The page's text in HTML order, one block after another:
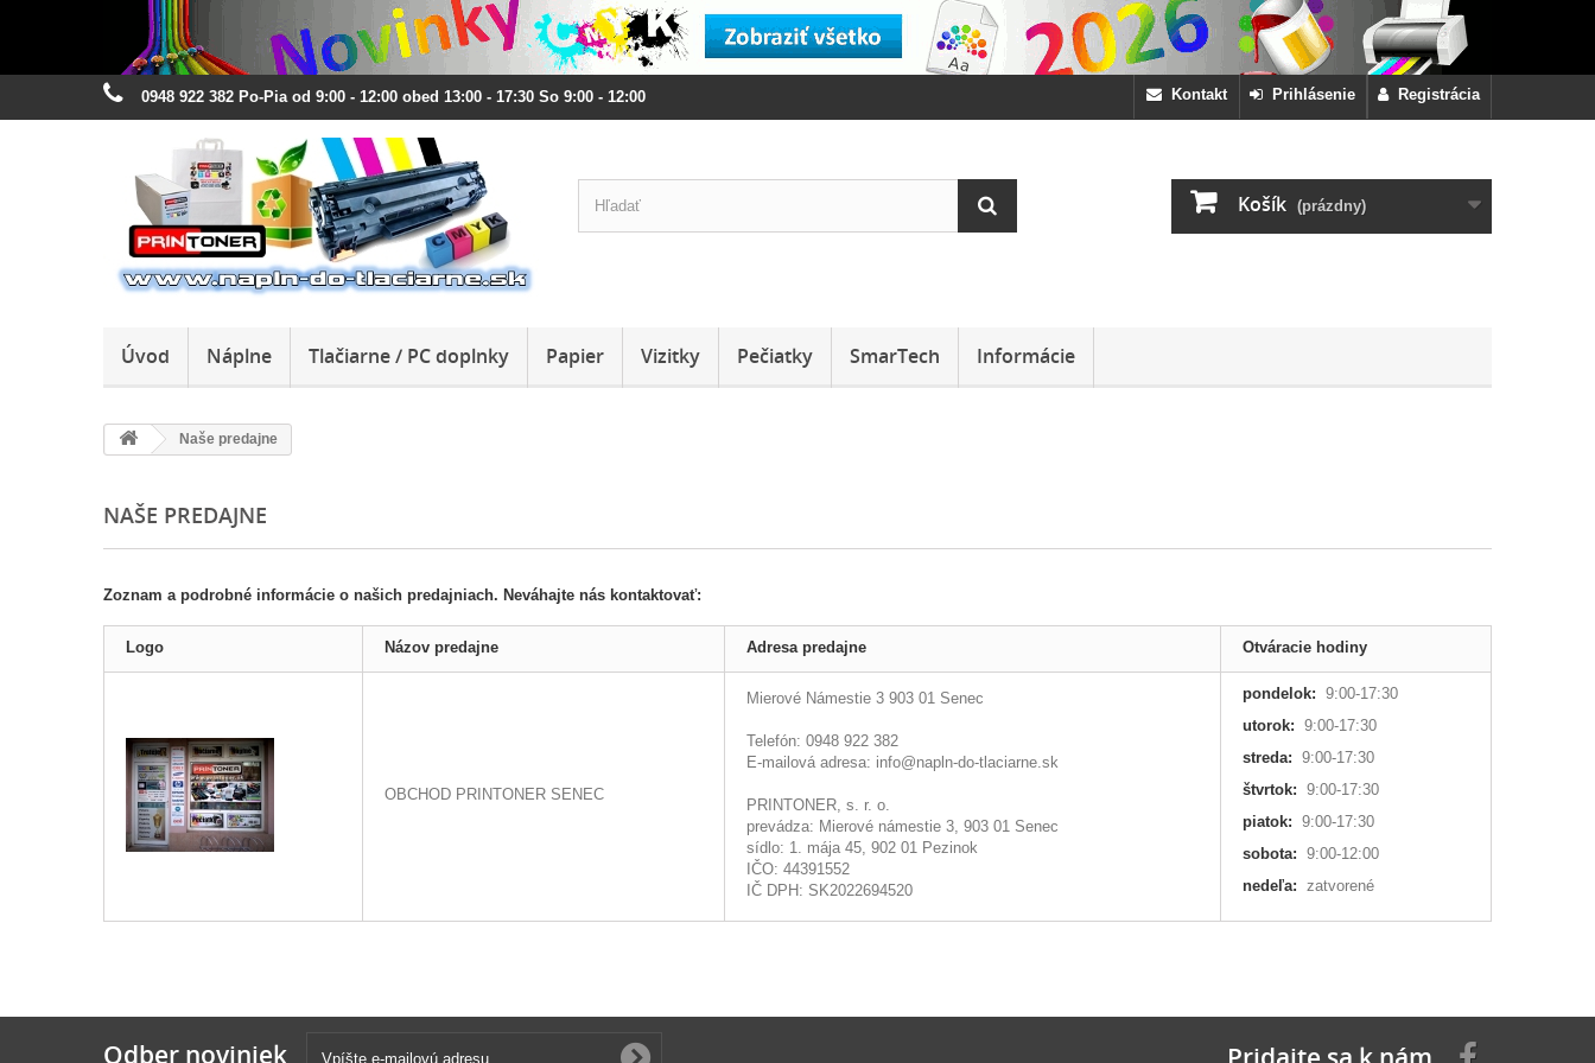
Registrácia
Prihlásenie
Kontakt
0948 922 382 Po-Pia od 9:00 - 12:00 obed 13:00 - 17:30 So 9:00 - 12:00
Košík (prázdny)
Úvod Náplne Tlačiarne / PC doplnky Papier Vizitky Pečiatky SmarTech Informácie
Naše predajne
NAŠE PREDAJNE
Zoznam a podrobné informácie o našich predajniach. Neváhajte nás kontaktovať:
Logo Názov predajne Adresa predajne Otváracie hodiny
OBCHOD PRINTONER SENEC
Mierové Námestie 3 903 01 Senec
Telefón: 0948 922 382
E-mailová adresa: info@napln-do-tlaciarne.sk
PRINTONER, s. r. o.
prevádza: Mierové námestie 3, 903 01 Senec
sídlo: 1. mája 45, 902 01 Pezinok
IČO: 44391552
IČ DPH: SK2022694520
pondelok: 9:00-17:30
utorok: 9:00-17:30
streda: 9:00-17:30
štvrtok: 9:00-17:30
piatok: 9:00-17:30
sobota: 9:00-12:00
nedeľa: zatvorené
Odber noviniek